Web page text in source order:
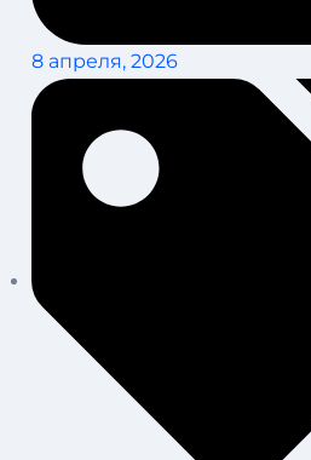
8 апреля, 2026